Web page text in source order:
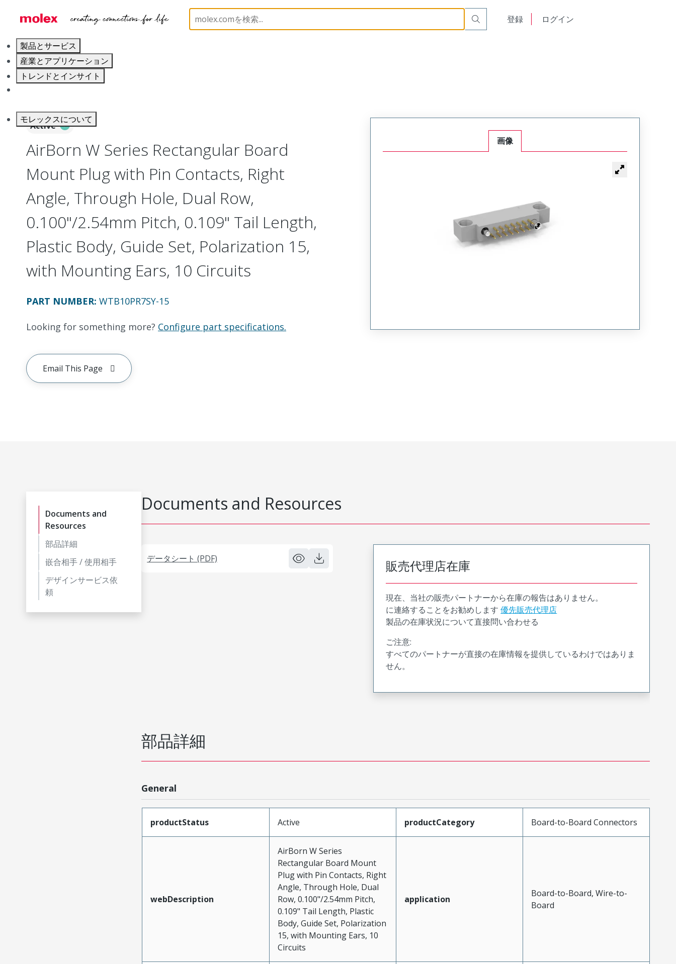
登録 ログイン
製品とサービス
産業とアプリケーション
トレンドとインサイト
モレックスについて
Board-to-Board Connectors Rectangular, Plastic, 2 Row, Right Angle Board or Cable Mount Plug
Active
AirBorn W Series Rectangular Board
Mount Plug with Pin Contacts, Right
Angle, Through Hole, Dual Row,
0.100"/2.54mm Pitch, 0.109" Tail Length,
Plastic Body, Guide Set, Polarization 15,
with Mounting Ears, 10 Circuits
PART NUMBER: WTB10PR7SY-15
Looking for something more? Configure part specifications.
Email This Page
画像
Documents and
Resources
部品詳細
嵌合相手 / 使用相手
デザインサービス依
頼
Documents and Resources
データシート (PDF) 販売代理店在庫
現在、当社の販売パートナーから在庫の報告はありません。
に連絡することをお勧めします 優先販売代理店
製品の在庫状況について直接問い合わせる
ご注意:
すべてのパートナーが直接の在庫情報を提供しているわけではありま
せん。
部品詳細
General
productStatus Active productCategory Board-to-Board Connectors
webDescription
AirBorn W Series
Rectangular Board Mount
Plug with Pin Contacts, Right
Angle, Through Hole, Dual
Row, 0.100"/2.54mm Pitch,
0.109" Tail Length, Plastic
Body, Guide Set, Polarization
15, with Mounting Ears, 10
Circuits
application
Board-to-Board, Wire-to-
Board